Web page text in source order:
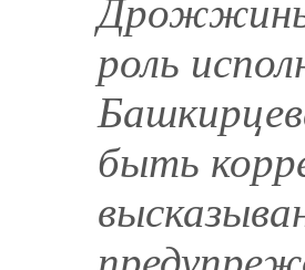
роль
быть